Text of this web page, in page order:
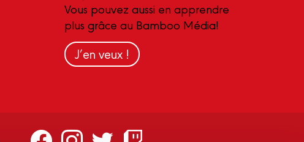
Vous pouvez aussi en apprendre
plus grâce au Bamboo Média!
J’en veux !